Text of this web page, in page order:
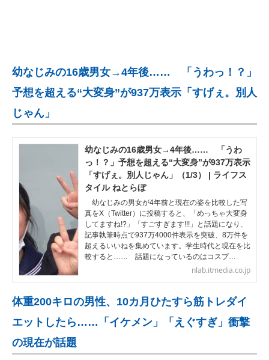
建設×テクノロジーの最前線
ちょっと気になるネットの話題
幼なじみの16歳男女→4年後…… 「うわっ！？」
予想を超える“大変身”が937万表示「すげぇ。別人
じゃん」
幼なじみの16歳男女→4年後…… 「うわ
っ！？」予想を超える“大変身”が937万表示
「すげぇ。別人じゃん」（1/3） | ライフス
タイル ねとらぼ
幼なじみの男女が4年前と現在の姿を比較した写
真をX（Twitter）に投稿すると、「めっちゃ大変身
してますね!?」「すごすぎます!!!」と話題になり、
記事執筆時点で937万4000件表示を突破、8万件を
超えるいいねを集めています。学生時代と現在を比
較すると…… 話題になっているのはコスプ…
nlab.itmedia.co.jp
体重200キロの男性、10カ月ひたすら筋トレダイ
エットしたら……「イケメン」「えぐすぎ」衝撃
の現在が話題